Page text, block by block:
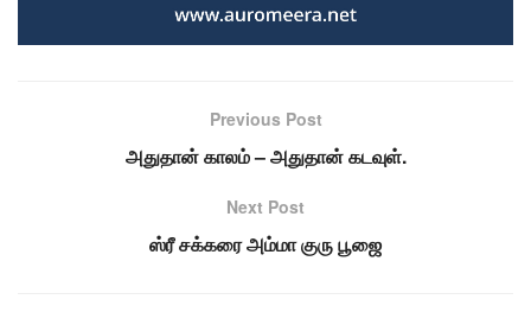
Previous Post
அதுதான் காலம் – அதுதான் கடவுள்.
Next Post
ஸ்ரீ சக்கரை அம்மா குரு பூஜை